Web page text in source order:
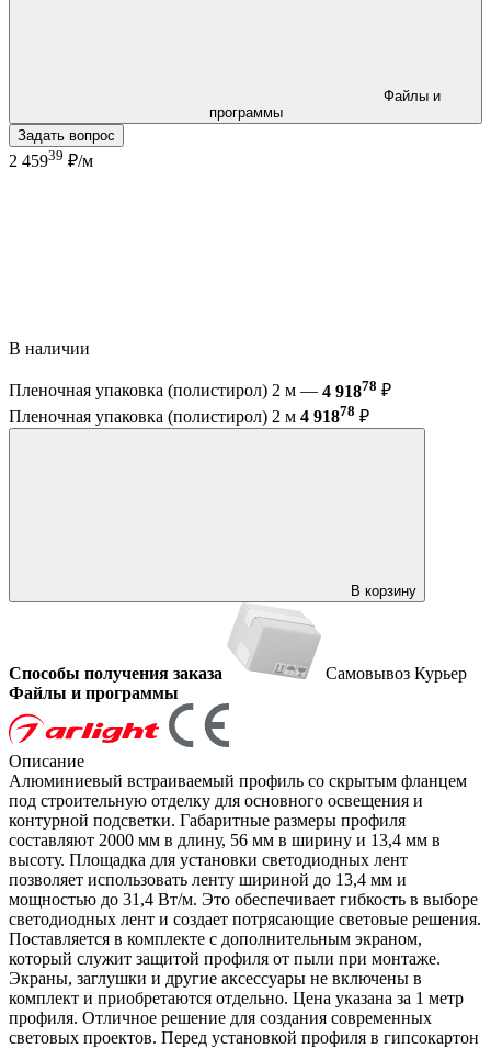
программы
Задать вопрос
2 45939 ₽/м
В наличии
Пленочная упаковка (полистирол) 2 м — 4 91878 ₽
Пленочная упаковка (полистирол) 2 м 4 91878 ₽
В корзину
Способы получения заказа Самовывоз Курьер
Файлы и программы
Описание
Алюминиевый встраиваемый профиль со скрытым фланцем
под строительную отделку для основного освещения и
контурной подсветки. Габаритные размеры профиля
составляют 2000 мм в длину, 56 мм в ширину и 13,4 мм в
высоту. Площадка для установки светодиодных лент
позволяет использовать ленту шириной до 13,4 мм и
мощностью до 31,4 Вт/м. Это обеспечивает гибкость в выборе
светодиодных лент и создает потрясающие световые решения.
Поставляется в комплекте с дополнительным экраном,
который служит защитой профиля от пыли при монтаже.
Экраны, заглушки и другие аксессуары не включены в
комплект и приобретаются отдельно. Цена указана за 1 метр
профиля. Отличное решение для создания современных
световых проектов. Перед установкой профиля в гипсокартон